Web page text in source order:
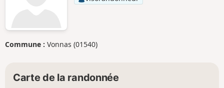
Commune : Vonnas (01540)
Carte de la randonnée